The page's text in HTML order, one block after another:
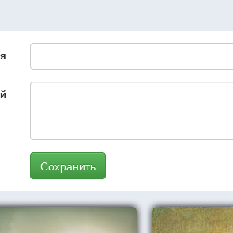
Сохранить